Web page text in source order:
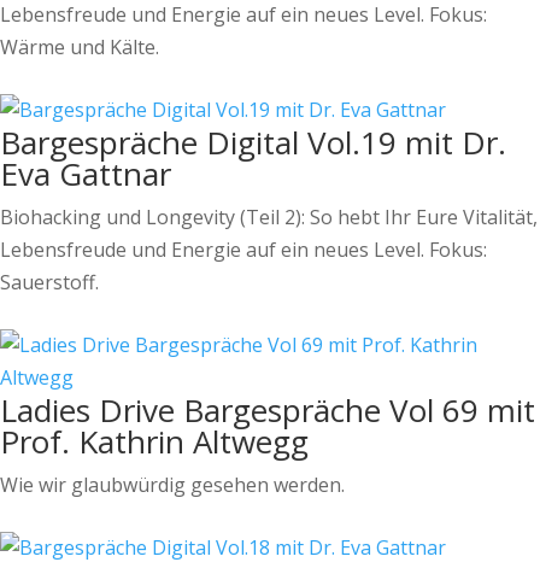
Lebensfreude und Energie auf ein neues Level. Fokus:
Wärme und Kälte.
Bargespräche Digital Vol.19 mit Dr.
Eva Gattnar
Biohacking und Longevity (Teil 2): So hebt Ihr Eure Vitalität,
Lebensfreude und Energie auf ein neues Level. Fokus:
Sauerstoff.
Ladies Drive Bargespräche Vol 69 mit
Prof. Kathrin Altwegg
Wie wir glaubwürdig gesehen werden.